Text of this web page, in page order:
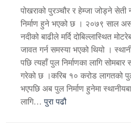
पोखराको पुरञ्चौर र हेम्जा जोड्ने सेती
निर्माण हुने भएको छ । २०७९ साल
नदीको बाढीले मर्दि दोबिल्लास्थित
जावत गर्न समस्या भएको थियो ।
पछि त्यहाँ पुल निर्माणका लागि
गरेको छ ।करिब १० करोड लागतको
भएपछि अब पुल निर्माण हुनेमा
लागि… पुरा पढौ